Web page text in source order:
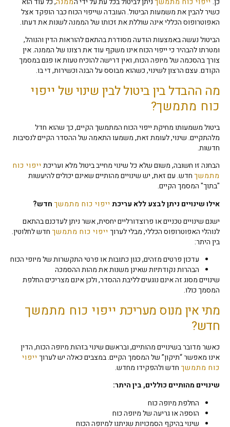
כשיר להבין את משמעות הביטול. העובדה שייפוי הכוח כבר הופקד אצל
האפוטרופוס הכללי אינה שוללת את זכותו של הממנה לשנות את דעתו.
הביטול נעשה באמצעות הודעה מסודרת בהתאם להוראות הדין והנוהל,
ומטרתו להבהיר כי ייפוי הכוח אינו משקף עוד את רצונו של הממנה. אין
צורך בהסכמה של מיופה הכוח, ואין דרישה להוכיח טעות או פגם במסמך
הקודם. עצם הרצון לשינוי, כשהוא מבוסס על הבנה וכשירות, די בו.
מה ההבדל בין ביטול לבין שינוי שלייפוי
כוח מתמשך?
ביטול משמעותו מחיקת ייפוי הכוח המתמשך הקיים, כך שהוא חדל
מלהתקיים. שינוי, לעומת זאת, משמעו התאמה של ההסדר הקיים לנסיבות
חדשות.
הבחנה זו חשובה, משום שלא כל שינוי מחייב ביטול מלא ועריכתייפוי כוח
מתמשךחדש. עם זאת, יש שינויים מהותיים שאינם יכולים להיעשות
"בתוך" המסמך הקיים.
אילו שינויים ניתן לבצע ללא עריכתייפוי כוח מתמשךחדש?
ישנם שינויים טכניים או פרוצדורליים יחסית, אשר ניתן לעדכנם בהתאם
לנוהלי האפוטרופוס הכללי, מבלי לערוךייפוי כוח מתמשךחדש לחלוטין.
בין היתר:
עדכון פרטים מזהים, כגון כתובות או פרטי התקשרות של מיופי הכוח
הבהרות נקודתיות שאינן משנות את מהות ההסמכה
שינויים מסוג זה אינם נוגעים לליבת ההסדר, ולכן אינם מצריכים החלפת
המסמך כולו.
מתי אין מנוס מעריכתייפוי כוח מתמשך
חדש?
כאשר מדובר בשינויים מהותיים, ובראשם שינוי בזהות מיופה הכוח, הדין
אינו מאפשר “תיקון” של המסמך הקיים. במצבים כאלה יש לערוךייפוי
כוח מתמשךחדש ולהפקידו מחדש.
שינויים מהותיים כוללים, בין היתר:
החלפת מיופה כוח
הוספה או גריעה של מיופה כוח
שינוי בהיקף הסמכויות שניתנו למיופה הכוח